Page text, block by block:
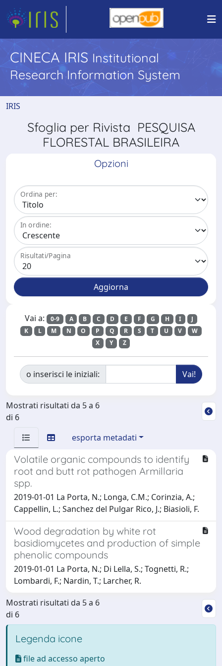
CINECA IRIS Institutional
Research Information System
IRIS
Sfoglia per Rivista PESQUISA
FLORESTAL BRASILEIRA
Opzioni
Ordina per:
In ordine:
Risultati/Pagina
Vai a: 0-9 A B C D E F G H I
J
K
L M N O P Q R S T U V
W
X
Y Z
o inserisci le iniziali:
Mostrati risultati da 5 a 6
di 6
esporta metadati
Volatile organic compounds to identify
root and butt rot pathogen Armillaria
spp.
2019-01-01 La Porta, N.; Longa, C.M.; Corinzia, A.;
Cappellin, L.; Sanchez del Pulgar Rico, J.; Biasioli, F.
Wood degradation by white rot
basidiomycetes and production of simple
phenolic compounds
2019-01-01 La Porta, N.; Di Lella, S.; Tognetti, R.;
Lombardi, F.; Nardin, T.; Larcher, R.
Mostrati risultati da 5 a 6
di 6
Legenda icone
file ad accesso aperto